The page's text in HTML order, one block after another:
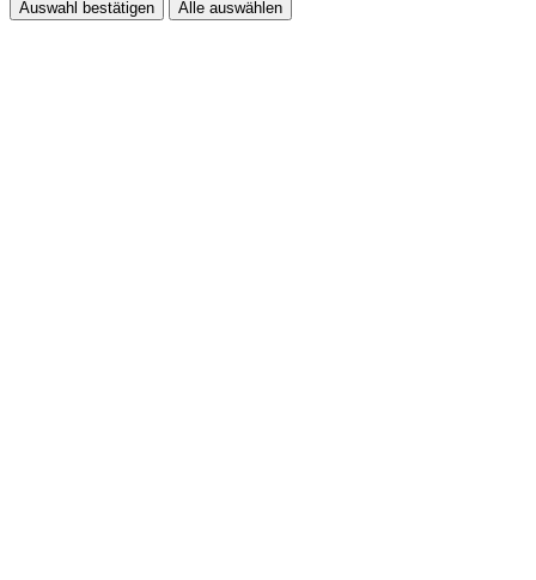
Auswahl bestätigen Alle auswählen